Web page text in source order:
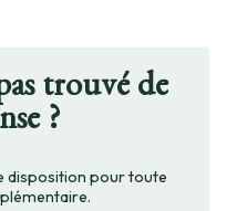
trouvé de
?
disposition pour toute